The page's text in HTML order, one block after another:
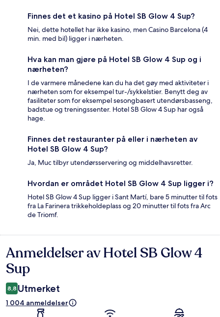
Finnes det et kasino på Hotel SB Glow 4 Sup?
Nei, dette hotellet har ikke kasino, men Casino Barcelona (4
min. med bil) ligger i nærheten.
Hva kan man gjøre på Hotel SB Glow 4 Sup og i
nærheten?
I de varmere månedene kan du ha det gøy med aktiviteter i
nærheten som for eksempel tur-/sykkelstier. Benytt deg av
fasiliteter som for eksempel sesongbasert utendørsbasseng,
badstue og treningssenter. Hotel SB Glow 4 Sup har også
hage.
Finnes det restauranter på eller i nærheten av
Hotel SB Glow 4 Sup?
Ja, Muc tilbyr utendørsservering og middelhavsretter.
Hvordan er området Hotel SB Glow 4 Sup ligger i?
Hotel SB Glow 4 Sup ligger i Sant Martí, bare 5 minutter til fots
fra La Farinera trikkeholdeplass og 20 minutter til fots fra Arc
de Triomf.
Anmeldelser
Anmeldelser av Hotel SB Glow 4
Sup
8,8 Utmerket
1 004 anmeldelser